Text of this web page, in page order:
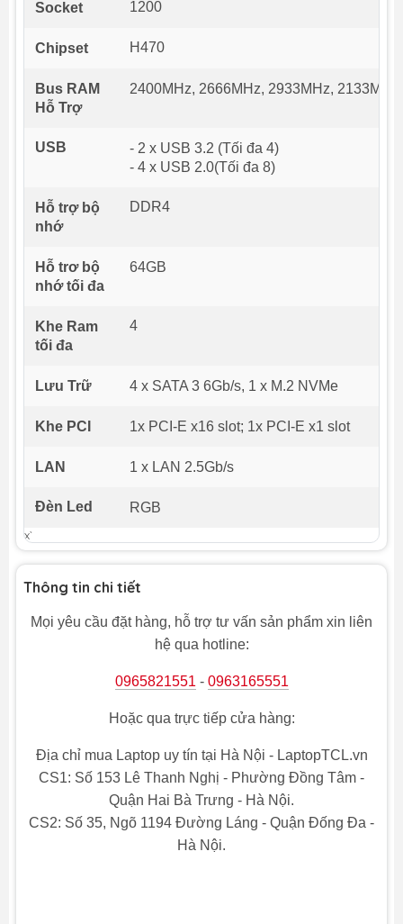
Socket 1200
Chipset H470
Bus RAM
Hỗ Trợ
2400MHz, 2666MHz, 2933MHz, 2133MHz
USB
- 2 x USB 3.2 (Tối đa 4)
- 4 x USB 2.0(Tối đa 8)
Hỗ trợ bộ
nhớ
DDR4
Hỗ trơ bộ
nhớ tối đa
64GB
Khe Ram
tối đa
4
Lưu Trữ 4 x SATA 3 6Gb/s, 1 x M.2 NVMe
Khe PCI 1x PCI-E x16 slot; 1x PCI-E x1 slot
LAN 1 x LAN 2.5Gb/s
Đèn Led RGB
x`
Thông tin chi tiết
Mọi yêu cầu đặt hàng, hỗ trợ tư vấn sản phẩm xin liên
hệ qua hotline:
0965821551 - 0963165551
Hoặc qua trực tiếp cửa hàng:
Địa chỉ mua Laptop uy tín tại Hà Nội - LaptopTCL.vn
CS1: Số 153 Lê Thanh Nghị - Phường Đồng Tâm -
Quận Hai Bà Trưng - Hà Nội.
CS2: Số 35, Ngõ 1194 Đường Láng - Quận Đống Đa -
Hà Nội.